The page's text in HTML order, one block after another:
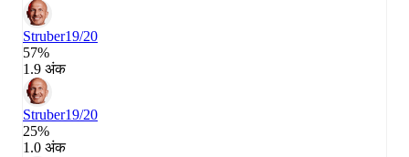
Struber19/20
57%
1.9 अंक
Struber19/20
25%
1.0 अंक